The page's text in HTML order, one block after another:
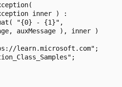
inner ) :
"{0} - {1}",
auxMessage ), inner )
learn.microsoft.com";